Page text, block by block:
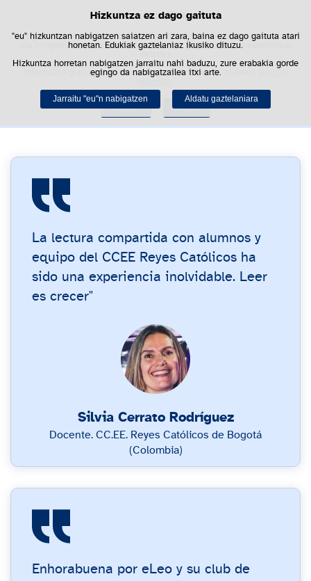
Cookie politika
Webgune honek berezko cookie-ak erabiltzen ditu nabigazioa errazteko
eta hirugarrenen cookie-ak erabilera- eta gogobetetasun-estatistikak
Informazio gehiago lor dezakezu gure "Cookie-ak" atalean,
Onartu Ukatu
Hizkuntza ez dago gaituta
"eu" hizkuntzan nabigatzen saiatzen ari zara, baina ez dago gaituta atari
honetan. Edukiak gaztelaniaz ikusiko dituzu.
Hizkuntza horretan nabigatzen jarraitu nahi baduzu, zure erabakia gorde
egingo da nabigatzailea itxi arte.
Jarraitu "eu"n nabigatzen Aldatu gaztelaniara
Saltar al contenido
Centros de Titularidad Española
Centros de Titularidad
Española
La lectura compartida con alumnos y
equipo del CCEE Reyes Católicos ha
sido una experiencia inolvidable. Leer
es crecer"
Silvia Cerrato Rodríguez
Docente. CC.EE. Reyes Católicos de Bogotá
(Colombia)
Enhorabuena por eLeo y su club de